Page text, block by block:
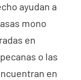
ayudan a
mono
en
o las
en